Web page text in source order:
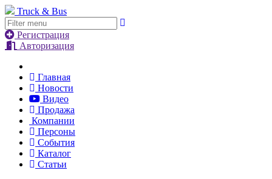
Truck & Bus
Регистрация
Авторизация
Главная
Новости
Видео
Продажа
Компании
Персоны
События
Каталог
Статьи